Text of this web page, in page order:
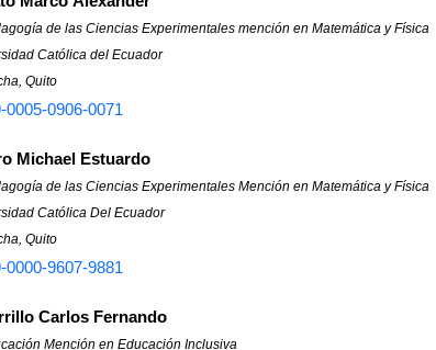
de las Ciencias Experimentales mención en Matemática y Física
Católica del Ecuador
Quito
0906-0071
Michael Estuardo
de las Ciencias Experimentales Mención en Matemática y Física
Católica Del Ecuador
Quito
9607-9881
Carlos Fernando
Mención en Educación Inclusiva